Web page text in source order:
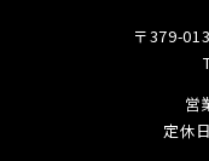
〒379-
営
定休